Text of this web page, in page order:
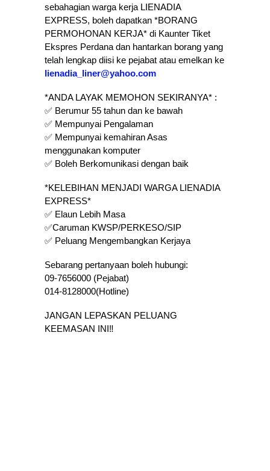
sebahagian warga kerja LIENADIA
EXPRESS, boleh dapatkan *BORANG
PERMOHONAN KERJA* di Kaunter Tiket
Ekspres Perdana dan hantarkan borang yang
telah lengkap diisi ke pejabat atau emelkan ke
lienadia_liner@yahoo.com
*ANDA LAYAK MEMOHON SEKIRANYA* :
✅ Berumur 55 tahun dan ke bawah
✅ Mempunyai Pengalaman
✅ Mempunyai kemahiran Asas
menggunakan komputer
✅ Boleh Berkomunikasi dengan baik
*KELEBIHAN MENJADI WARGA LIENADIA
EXPRESS*
✅ Elaun Lebih Masa
✅Caruman KWSP/PERKESO/SIP
✅ Peluang Mengembangkan Kerjaya
Sebarang pertanyaan boleh hubungi:
09-7656000 (Pejabat)
014-8128000(Hotline)
JANGAN LEPASKAN PELUANG
KEEMASAN INI‼️